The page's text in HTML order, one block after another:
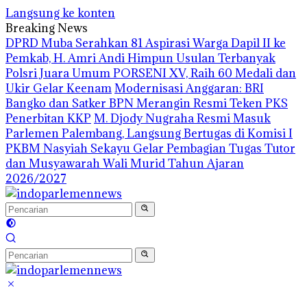
Langsung ke konten
Breaking News
DPRD Muba Serahkan 81 Aspirasi Warga Dapil II ke
Pemkab, H. Amri Andi Himpun Usulan Terbanyak
Polsri Juara Umum PORSENI XV, Raih 60 Medali dan
Ukir Gelar KeenamModernisasi Anggaran: BRI
Bangko dan Satker BPN Merangin Resmi Teken PKS
Penerbitan KKP M. Djody Nugraha Resmi Masuk
Parlemen Palembang, Langsung Bertugas di Komisi I
PKBM Nasyiah Sekayu Gelar Pembagian Tugas Tutor
dan Musyawarah Wali Murid Tahun Ajaran
2026/2027